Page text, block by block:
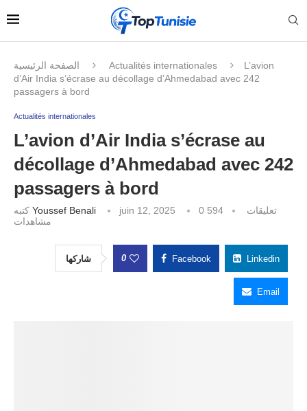
الصفحة الرئيسية Actualités internationales
L’avion
d’Air India s’écrase au décollage d’Ahmedabad avec 242
passagers à bord
Actualités internationales
L’avion d’Air India s’écrase au
décollage d’Ahmedabad avec 242
passagers à bord
Youssef Benali juin 12, 2025 0 تعليقات
594
مشاهدات
شاركها 0 Facebook Linkedin
Email